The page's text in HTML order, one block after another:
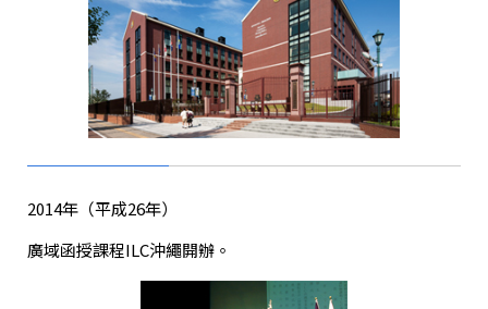
2014年（平成26年）
廣域函授課程ILC沖繩開辦。